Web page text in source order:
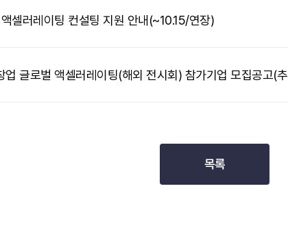
셀러레이팅 컨설팅 지원 안내(~10.15/연장)
글로벌 액셀러레이팅(해외 전시회) 참가기업 모집공고(
목록